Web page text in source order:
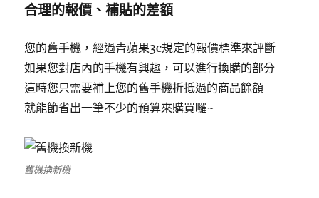
合理的報價、補貼的差額
您的舊手機，經過青蘋果3c規定的報價標準來評斷
如果您對店內的手機有興趣，可以進行換購的部分
這時您只需要補上您的舊手機折抵過的商品餘額
就能節省出一筆不少的預算來購買囉~
舊機換新機